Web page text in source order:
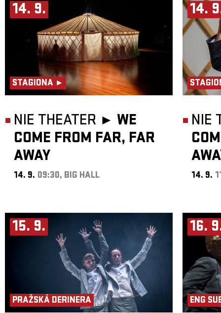
14. 9.
STAGIONA ►
NIE THEATER ► WE
COME FROM FAR, FAR
AWAY
14. 9. 09:30, BIG HALL
14.
NIE
14. 9.
15. 9.
PRAŽSKÁ DERINERA
16.
ENG